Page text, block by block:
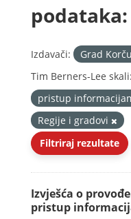
podataka:
Izdavači: Grad
Tim Berners-Lee skali:
pristup
Regije i gradovi
Filtriraj rezultate
Izvješća o
pristup